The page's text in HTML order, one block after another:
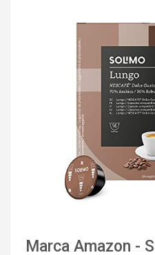
Marca Amazon -